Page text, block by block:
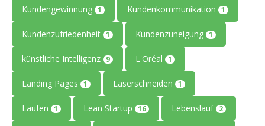
Kundengewinnung 1 Kundenkommunikation 1
Kundenzufriedenheit 1 Kundenzuneigung 1
künstliche Intelligenz 9 L'Oréal 1
Landing Pages 1 Laserschneiden 1
Laufen 1 Lean Startup 16 Lebenslauf 2